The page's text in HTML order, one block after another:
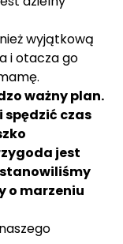
wyjątkową
i otacza go
ważny plan.
spędzić czas
jest
o marzeniu